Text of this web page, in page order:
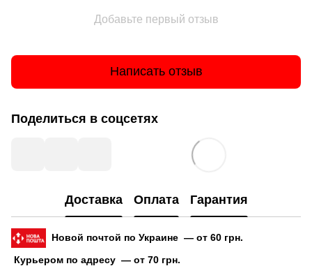
Добавьте первый отзыв
Написать отзыв
Поделиться в соцсетях
Доставка Оплата Гарантия
Новой почтой по Украине — от 60 грн.
Курьером по адресу — от 70 грн.